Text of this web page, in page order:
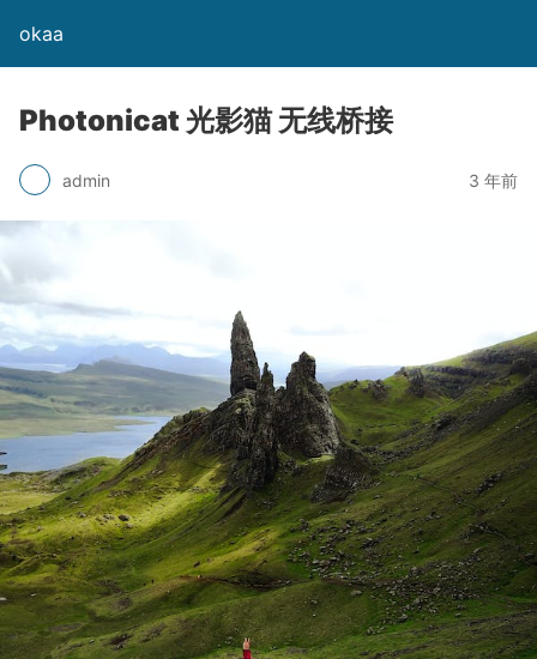
okaa
Photonicat 光影猫 无线桥接
admin 3 年前